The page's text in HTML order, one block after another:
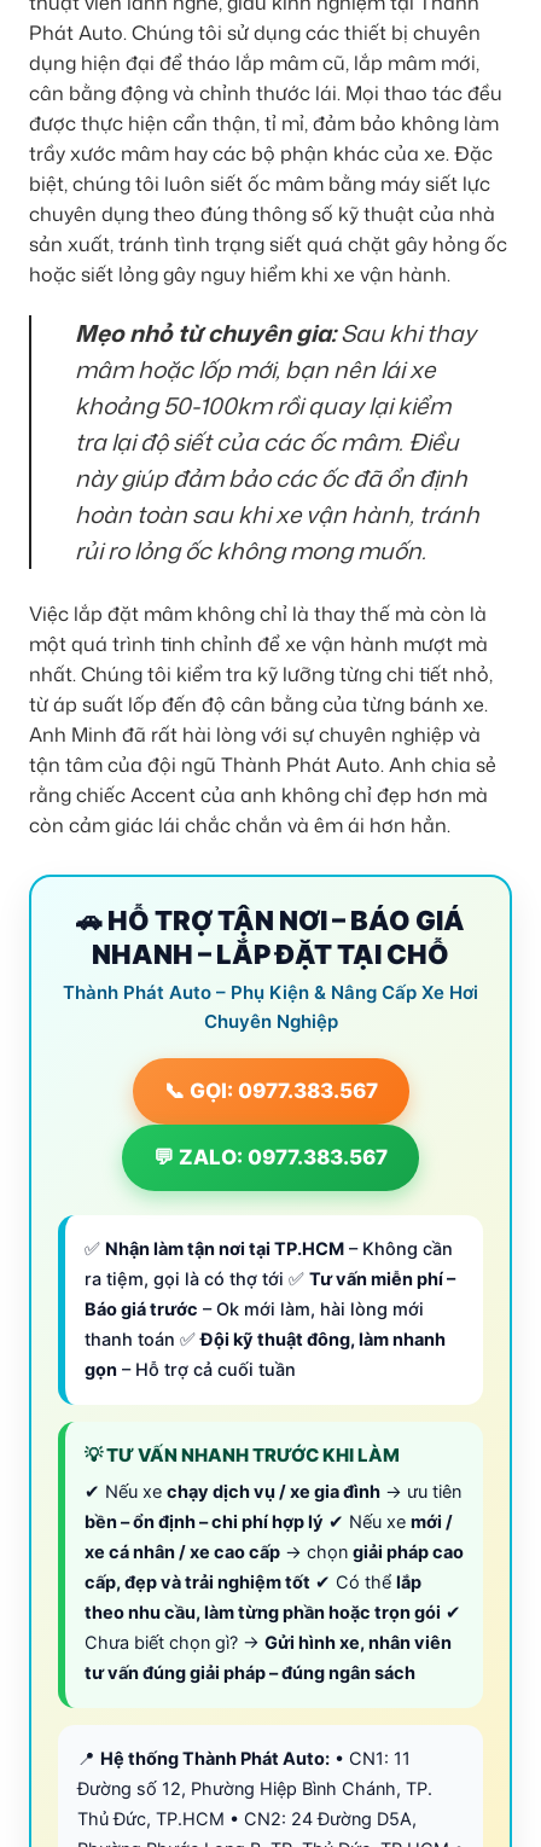
Phát Auto. Chúng tôi sử dụng các thiết bị chuyên
dụng hiện đại để tháo lắp mâm cũ, lắp mâm mới,
cân bằng động và chỉnh thước lái. Mọi thao tác đều
được thực hiện cẩn thận, tỉ mỉ, đảm bảo không làm
trầy xước mâm hay các bộ phận khác của xe. Đặc
biệt, chúng tôi luôn siết ốc mâm bằng máy siết lực
chuyên dụng theo đúng thông số kỹ thuật của nhà
sản xuất, tránh tình trạng siết quá chặt gây hỏng ốc
hoặc siết lỏng gây nguy hiểm khi xe vận hành.
Mẹo nhỏ từ chuyên gia:Sau khi thay
mâm hoặc lốp mới, bạn nên lái xe
khoảng 50-100km rồi quay lại kiểm
tra lại độ siết của các ốc mâm. Điều
này giúp đảm bảo các ốc đã ổn định
hoàn toàn sau khi xe vận hành, tránh
rủi ro lỏng ốc không mong muốn.
Việc lắp đặt mâm không chỉ là thay thế mà còn là
một quá trình tinh chỉnh để xe vận hành mượt mà
nhất. Chúng tôi kiểm tra kỹ lưỡng từng chi tiết nhỏ,
từ áp suất lốp đến độ cân bằng của từng bánh xe.
Anh Minh đã rất hài lòng với sự chuyên nghiệp và
tận tâm của đội ngũ Thành Phát Auto. Anh chia sẻ
rằng chiếc Accent của anh không chỉ đẹp hơn mà
còn cảm giác lái chắc chắn và êm ái hơn hẳn.
🚗 HỖ TRỢ TẬN NƠI – BÁO GIÁ
NHANH – LẮP ĐẶT TẠI CHỖ
Thành Phát Auto – Phụ Kiện & Nâng Cấp Xe Hơi
Chuyên Nghiệp
📞 GỌI: 0977.383.567
💬 ZALO: 0977.383.567
✅ Nhận làm tận nơi tại TP.HCM – Không cần
ra tiệm, gọi là có thợ tới ✅ Tư vấn miễn phí –
Báo giá trước – Ok mới làm, hài lòng mới
thanh toán ✅Đội kỹ thuật đông, làm nhanh
gọn – Hỗ trợ cả cuối tuần
💡 TƯ VẤN NHANH TRƯỚC KHI LÀM
✔ Nếu xe chạy dịch vụ / xe gia đình → ưu tiên
bền – ổn định – chi phí hợp lý ✔ Nếu xe mới /
xe cá nhân / xe cao cấp → chọn giải pháp cao
cấp, đẹp và trải nghiệm tốt ✔ Có thể lắp
theo nhu cầu, làm từng phần hoặc trọn gói ✔
Chưa biết chọn gì? → Gửi hình xe, nhân viên
tư vấn đúng giải pháp – đúng ngân sách
📍 Hệ thống Thành Phát Auto: • CN1: 11
Đường số 12, Phường Hiệp Bình Chánh, TP.
Thủ Đức, TP.HCM • CN2: 24 Đường D5A,